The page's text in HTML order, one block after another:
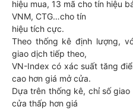
hiệu mua, 13 mã cho tín hiệu
VNM, CTG…cho tín
hiệu tích cực.
Theo thống kê định lượng,
giao dịch tiếp theo,
VN-Index có xác suất tăng
cao hơn giá mở cửa.
Dựa trên thống kê, chỉ số
cửa thấp hơn giá